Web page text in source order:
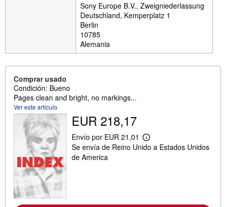
Sony Europe B.V., Zweigniederlassung
Deutschland, Kemperplatz 1
Berlin
10785
Alemania
Comprar usado
Condición: Bueno
Pages clean and bright, no markings...
Ver este artículo
EUR 218,17
Envío por EUR 21,01
M
á
Se envía de Reino Unido a Estados Unidos
de America